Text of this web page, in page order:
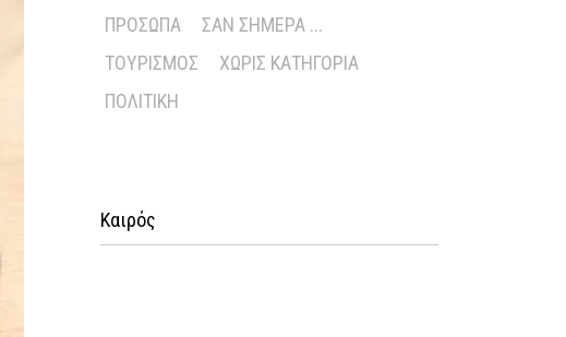
ΠΡΌΣΩΠΑ
ΣΑΝ ΣΉΜΕΡΑ ...
ΤΟΥΡΙΣΜΌΣ
ΧΩΡΊΣ ΚΑΤΗΓΟΡΊΑ
ΠΟΛΙΤΙΚΉ
Καιρός